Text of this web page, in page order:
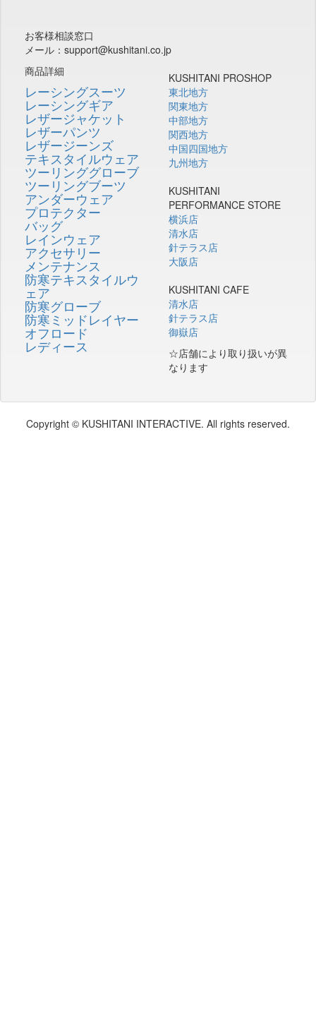
お客様相談窓口
メール：support@kushitani.co.jp
商品詳細
レーシングスーツ
レーシングギア
レザージャケット
レザーパンツ
レザージーンズ
テキスタイルウェア
ツーリンググローブ
ツーリングブーツ
アンダーウェア
プロテクター
バッグ
レインウェア
アクセサリー
メンテナンス
防寒テキスタイルウ
ェア
防寒グローブ
防寒ミッドレイヤー
オフロード
レディース
KUSHITANI PROSHOP
東北地方
関東地方
中部地方
関西地方
中国四国地方
九州地方
KUSHITANI
PERFORMANCE STORE
横浜店
清水店
針テラス店
大阪店
KUSHITANI CAFE
清水店
針テラス店
御嶽店
☆店舗により取り扱いが異
なります
Copyright © KUSHITANI INTERACTIVE. All rights reserved.